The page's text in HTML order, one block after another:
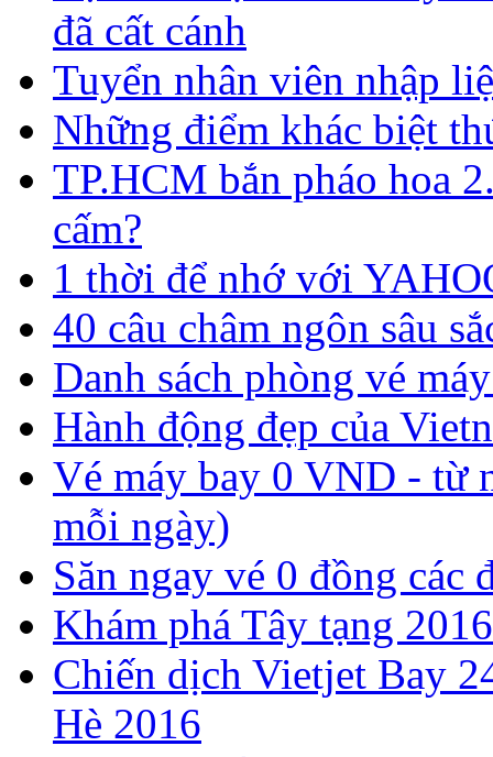
đã cất cánh
Tuyển nhân viên nhập
​Những điểm khác biệt
TP.HCM bắn pháo hoa
cấm?
1 thời để nhớ với
40 câu châm ngôn sâu
Danh sách phòng vé
Hành động đẹp của
Vé máy bay 0 VND - từ
mỗi ngày)
Săn ngay vé 0 đồng
Khám phá Tây tạng 2016
Chiến dịch Vietjet Bay
Hè 2016